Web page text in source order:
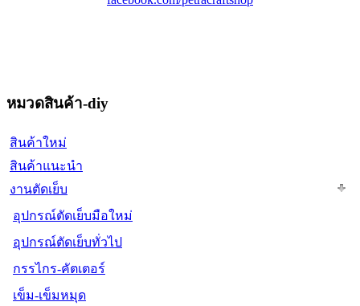
หมวดสินค้า-diy
สินค้าใหม่
สินค้าแนะนำ
งานตัดเย็บ
อุปกรณ์ตัดเย็บมือใหม่
อุปกรณ์ตัดเย็บทั่วไป
กรรไกร-คัตเตอร์
เข็ม-เข็มหมุด